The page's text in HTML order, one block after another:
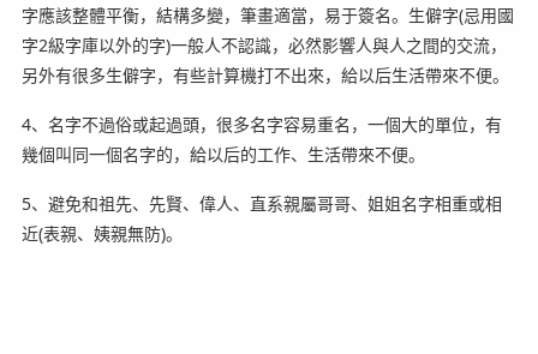
字應該整體平衡，結構多變，筆畫適當，易于簽名。生僻字(忌用國
字2級字庫以外的字)一般人不認識，必然影響人與人之間的交流，
另外有很多生僻字，有些計算機打不出來，給以后生活帶來不便。
4、名字不過俗或起過頭，很多名字容易重名，一個大的單位，有
幾個叫同一個名字的，給以后的工作、生活帶來不便。
5、避免和祖先、先賢、偉人、直系親屬哥哥、姐姐名字相重或相
近(表親、姨親無防)。